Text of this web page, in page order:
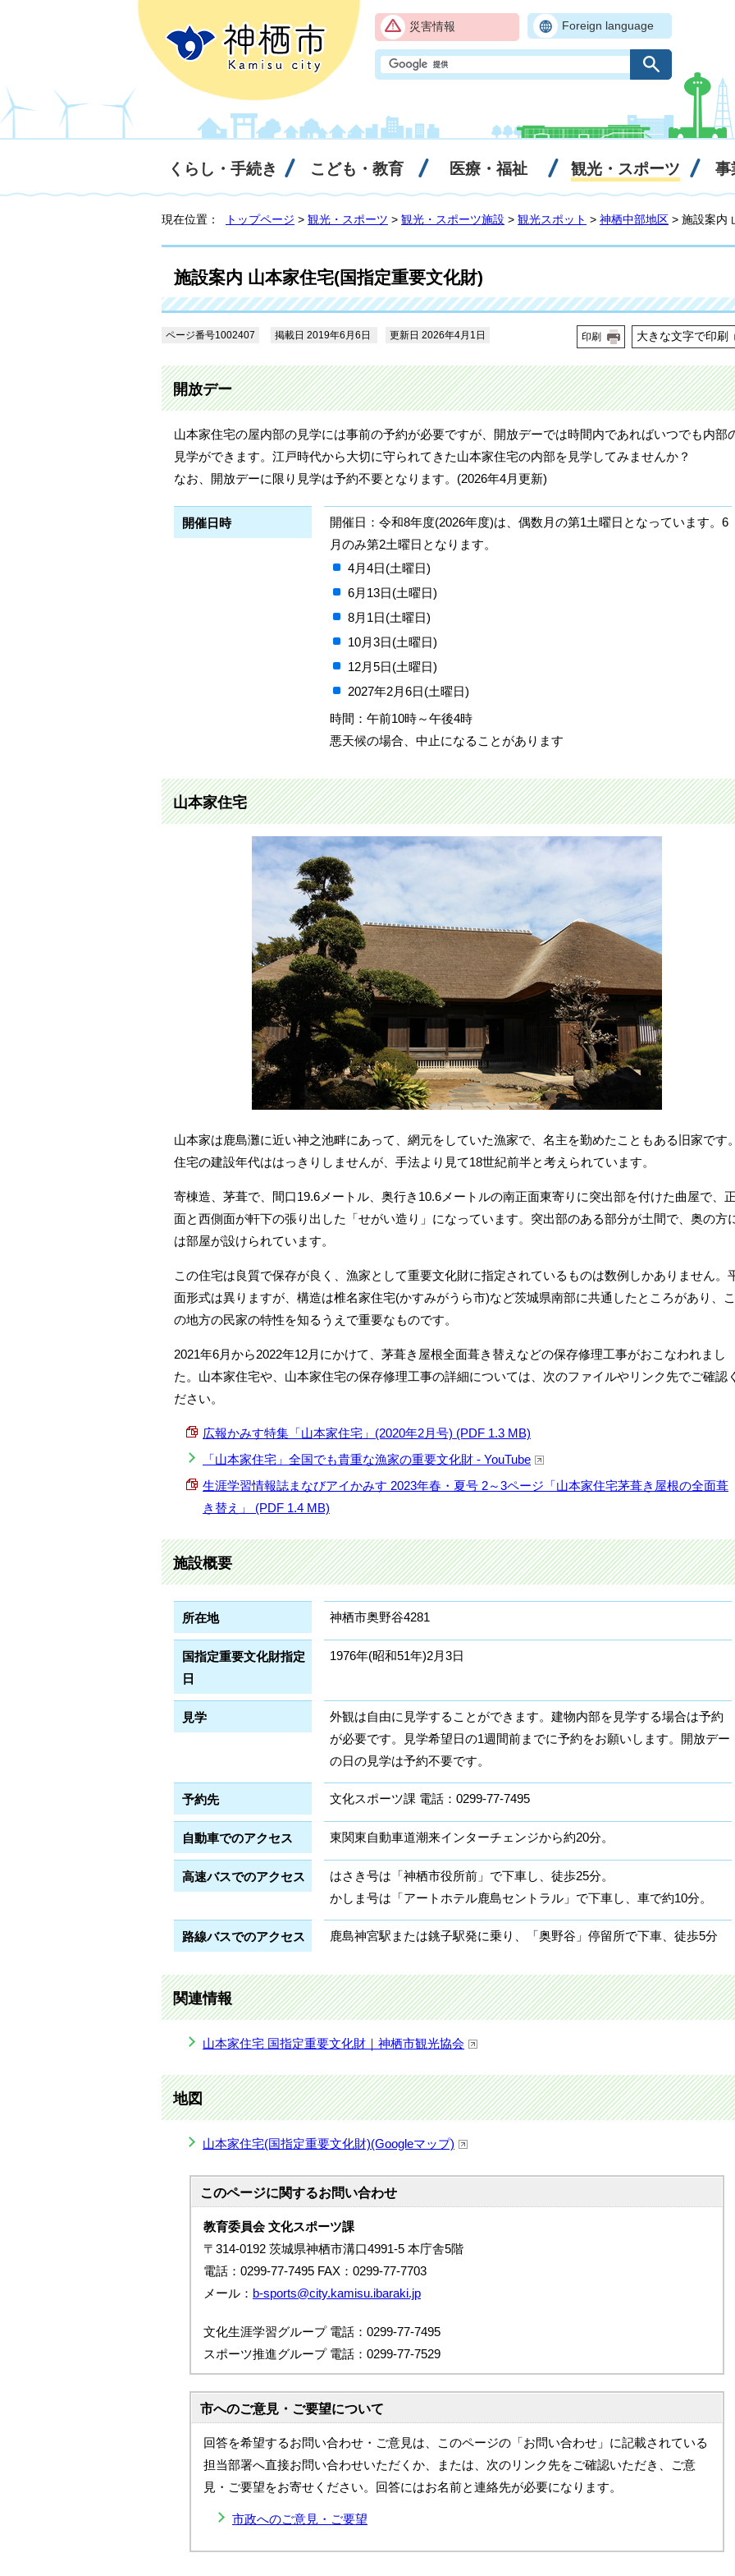
災害情報 Foreign language
くらし・手続き こども・教育 医療・福祉 観光・スポーツ 事
現在位置： トップページ > 観光・スポーツ > 観光・スポーツ施設 > 観光スポット > 神栖中部地区 > 施設案内
施設案内 山本家住宅(国指定重要文化財)
ページ番号1002407 掲載日 2019年6月6日 更新日 2026年4月1日 印刷 大きな文字で印刷
開放デー
山本家住宅の屋内部の見学には事前の予約が必要ですが、開放デーでは時間内であればいつでも内部
見学ができます。江戸時代から大切に守られてきた山本家住宅の内部を見学してみませんか？
なお、開放デーに限り見学は予約不要となります。(2026年4月更新)
開催日時
開催日：令和8年度(2026年度)は、偶数月の第1土曜日となっています。6
月のみ第2土曜日となります。
4月4日(土曜日)
6月13日(土曜日)
8月1日(土曜日)
10月3日(土曜日)
12月5日(土曜日)
2027年2月6日(土曜日)
時間：午前10時～午後4時
悪天候の場合、中止になることがあります
山本家住宅
山本家は鹿島灘に近い神之池畔にあって、網元をしていた漁家で、名主を勤めたこともある旧家です。
住宅の建設年代ははっきりしませんが、手法より見て18世紀前半と考えられています。
寄棟造、茅葺で、間口19.6メートル、奥行き10.6メートルの南正面東寄りに突出部を付けた曲屋で、正
面と西側面が軒下の張り出した「せがい造り」になっています。突出部のある部分が土間で、奥の方
は部屋が設けられています。
この住宅は良質で保存が良く、漁家として重要文化財に指定されているものは数例しかありません。
面形式は異りますが、構造は椎名家住宅(かすみがうら市)など茨城県南部に共通したところがあり、こ
の地方の民家の特性を知るうえで重要なものです。
2021年6月から2022年12月にかけて、茅葺き屋根全面葺き替えなどの保存修理工事がおこなわれまし
た。山本家住宅や、山本家住宅の保存修理工事の詳細については、次のファイルやリンク先でご確認く
ださい。
広報かみす特集「山本家住宅」(2020年2月号) (PDF 1.3 MB)
「山本家住宅」全国でも貴重な漁家の重要文化財 - YouTube
生涯学習情報誌まなびアイかみす 2023年春・夏号 2～3ページ「山本家住宅茅葺き屋根の全面葺
き替え」 (PDF 1.4 MB)
施設概要
所在地 神栖市奥野谷4281
国指定重要文化財指定
日
1976年(昭和51年)2月3日
見学
外観は自由に見学することができます。建物内部を見学する場合は予約
が必要です。見学希望日の1週間前までに予約をお願いします。開放デー
の日の見学は予約不要です。
予約先 文化スポーツ課 電話：0299-77-7495
自動車でのアクセス 東関東自動車道潮来インターチェンジから約20分。
高速バスでのアクセス
はさき号は「神栖市役所前」で下車し、徒歩25分。
かしま号は「アートホテル鹿島セントラル」で下車し、車で約10分。
路線バスでのアクセス 鹿島神宮駅または銚子駅発に乗り、「奥野谷」停留所で下車、徒歩5分
関連情報
山本家住宅 国指定重要文化財｜神栖市観光協会
地図
山本家住宅(国指定重要文化財)(Googleマップ)
このページに関するお問い合わせ
教育委員会 文化スポーツ課
〒314-0192 茨城県神栖市溝口4991-5 本庁舎5階
電話：0299-77-7495 FAX：0299-77-7703
メール： b-sports@city.kamisu.ibaraki.jp
文化生涯学習グループ 電話：0299-77-7495
スポーツ推進グループ 電話：0299-77-7529
市へのご意見・ご要望について
回答を希望するお問い合わせ・ご意見は、このページの「お問い合わせ」に記載されている
担当部署へ直接お問い合わせいただくか、または、次のリンク先をご確認いただき、ご意
見・ご要望をお寄せください。回答にはお名前と連絡先が必要になります。
市政へのご意見・ご要望